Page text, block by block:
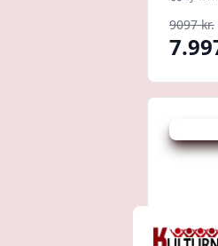
9097 kr.
Udsalg